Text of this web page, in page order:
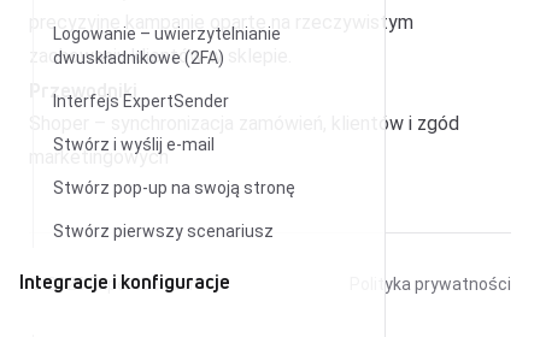
Logowanie – uwierzytelnianie
dwuskładnikowe (2FA)
Interfejs ExpertSender
Stwórz i wyślij e-mail
Stwórz pop-up na swoją stronę
Stwórz pierwszy scenariusz
Integracje i konfiguracje
precyzyjne kampanie oparte na rzeczywistym
zachowaniu klientów w sklepie.
Przewodniki
Shoper – synchronizacja zamówień, klientów i zgód
marketingowych
© 2026ExpertSender Polityka prywatności